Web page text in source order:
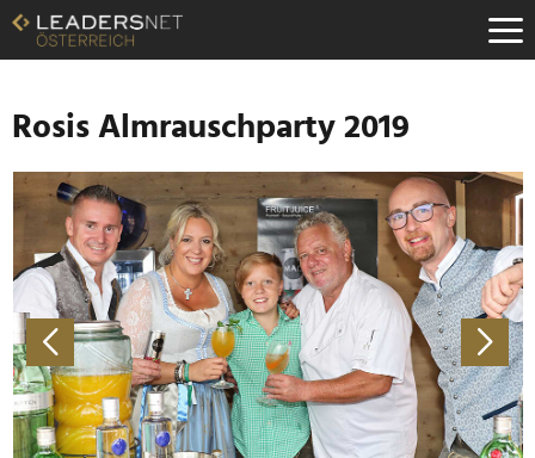
Zum
Inhalt
Zur
Navigation
Zur
Hauptnavigation
Rosis Almrauschparty 2019